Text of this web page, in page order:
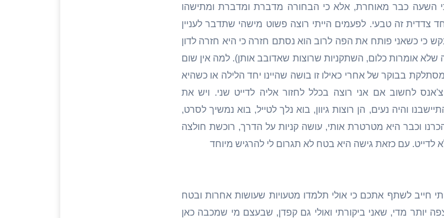
כי השעה כבר מאוחרת, אלא כי הבחורה מדברת ומדברת ומתישהו
זה טבעי. לפעמים הייתי רוצה פשוט מישהי שתדבר לעניין
כי כשאני פותח את הפה לרוב הוא נסתם חזרה כי היא חזרה לדון
אומרות כלום, השתקניות שרוצות שאדובב אותן). למה אין שום
בבוקר של אחרי כאילו זו בושה שהיינו יחד הלילה או כשהיא
לחשוב אם אני רוצה בכלל לחזור אליה לדייט שני. ויש את
והיה נעים, הן רוצות גיוון, בוא נלך לטייל, בוא נמשיך לסרט,
וכבר היא מטרטרת אותי, עושה קניות על הדרך, רוכשת חולצה
לדייט. עם כזאת גישה היא בטח לא תגרום לי להרגיש מיוחד
חייב לשתף אתכם כי אולי תלמדו מטעויות שעושות אחרות ובטח
יותר מדי, שאני ביקורתי ואולי גם קפדן, שבעצם מי שמכבה כאן